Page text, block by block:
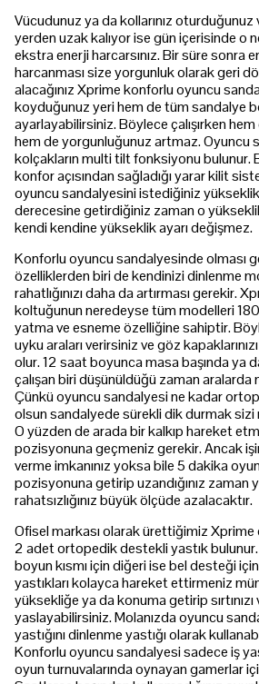
Vücudunuz ya da kollarınız oturduğunuz
yerden uzak kalıyor ise gün içerisinde o
ekstra enerji harcarsınız. Bir süre sonra
harcanması size yorgunluk olarak geri
alacağınız Xprime konforlu oyuncu
koyduğunuz yeri hem de tüm sandalye
ayarlayabilirsiniz. Böylece çalışırken
hem de yorgunluğunuz artmaz. Oyuncu
kolçakların multi tilt fonksiyonu bulunur.
konfor açısından sağladığı yarar kilit
oyuncu sandalyesini istediğiniz
derecesine getirdiğiniz zaman o
kendi kendine yükseklik ayarı değişmez.
Konforlu oyuncu sandalyesinde olması
özelliklerden biri de kendinizi dinlenme
rahatlığınızı daha da artırması gerekir.
koltuğunun neredeyse tüm modelleri
yatma ve esneme özelliğine sahiptir.
uyku araları verirsiniz ve göz
olur. 12 saat boyunca masa başında ya
çalışan biri düşünüldüğü zaman
Çünkü oyuncu sandalyesi ne kadar
olsun sandalyede sürekli dik durmak
O yüzden de arada bir kalkıp hareket
pozisyonuna geçmeniz gerekir. Ancak
verme imkanınız yoksa bile 5 dakika
pozisyonuna getirip uzandığınız zaman
rahatsızlığınız büyük ölçüde azalacaktır.
Ofisel markası olarak ürettiğimiz
2 adet ortopedik destekli yastık
boyun kısmı için diğeri ise bel desteği
yastıkları kolayca hareket ettirmeniz
yüksekliğe ya da konuma getirip
yaslayabilirsiniz. Molanızda oyuncu
yastığını dinlenme yastığı olarak
Konforlu oyuncu sandalyesi sadece iş
oyun turnuvalarında oynayan gamerlar